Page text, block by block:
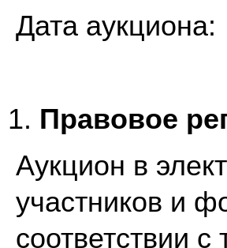
Дата
Правовое
Аукцион в
участников и
соответствии